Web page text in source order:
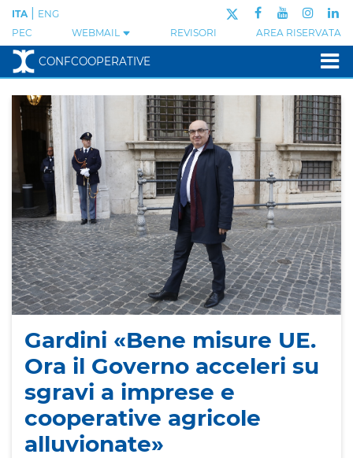
PEC WEBMAIL REVISORI AREA RISERVATA
ITA ENG
CONFCOOPERATIVE
Gardini «Bene misure UE.
Ora il Governo acceleri su
sgravi a imprese e
cooperative agricole
alluvionate»